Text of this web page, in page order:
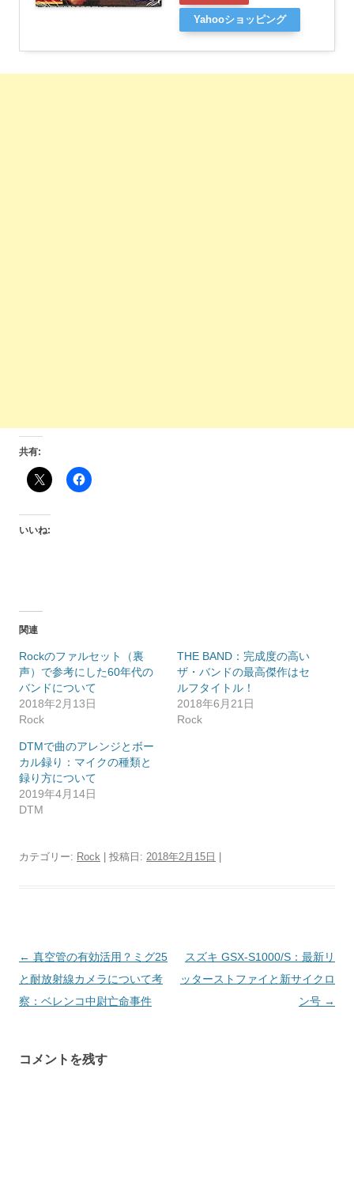
Yahooショッピング
共有:
いいね:
関連
Rockのファルセット（裏
声）で参考にした60年代の
バンドについて
2018年2月13日
Rock
THE BAND：完成度の高い
ザ・バンドの最高傑作はセ
ルフタイトル！
2018年6月21日
Rock
DTMで曲のアレンジとボー
カル録り：マイクの種類と
録り方について
2019年4月14日
DTM
カテゴリー: Rock | 投稿日: 2018年2月15日
投
稿
ナ
ー
← 真空管の有効活用？ミグ25
と耐放射線カメラについて考
察：ベレンコ中尉亡命事件
スズキ GSX-S1000/S：最新リ
ッターストファイと新サイクロ
ン号 →
コメントを残す